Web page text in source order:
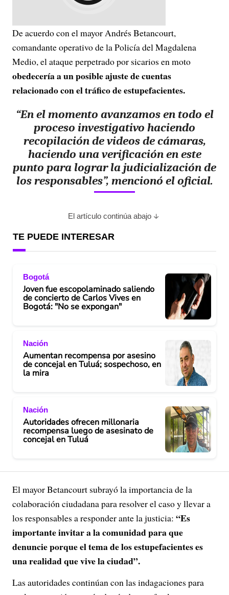
De acuerdo con el mayor Andrés Betancourt,
comandante operativo de la Policía del Magdalena
Medio, el ataque perpetrado por sicarios en moto
obedecería a un posible ajuste de cuentas
relacionado con el tráfico de estupefacientes.
“En el momento avanzamos en todo el
proceso investigativo haciendo
recopilación de videos de cámaras,
haciendo una verificación en este
punto para lograr la judicialización de
los responsables”, mencionó el oficial.
El artículo continúa abajo
TE PUEDE INTERESAR
Bogotá
Joven fue escopolaminado saliendo
de concierto de Carlos Vives en
Bogotá: "No se expongan"
Nación
Aumentan recompensa por asesino
de concejal en Tuluá; sospechoso, en
la mira
Nación
Autoridades ofrecen millonaria
recompensa luego de asesinato de
concejal en Tuluá
El mayor Betancourt subrayó la importancia de la
colaboración ciudadana para resolver el caso y llevar a
los responsables a responder ante la justicia: “Es
importante invitar a la comunidad para que
denuncie porque el tema de los estupefacientes es
una realidad que vive la ciudad”.
Las autoridades continúan con las indagaciones para